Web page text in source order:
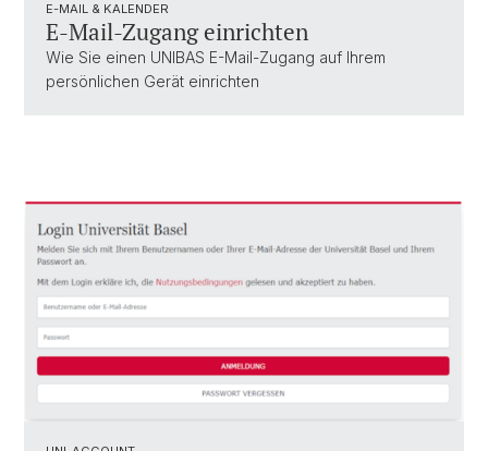
E-MAIL & KALENDER
E-Mail-Zugang einrichten
Wie Sie einen UNIBAS E-Mail-Zugang auf Ihrem
persönlichen Gerät einrichten